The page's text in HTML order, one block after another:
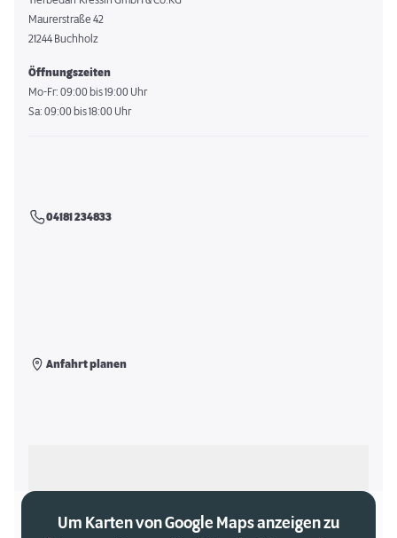
Maurerstraße 42
21244 Buchholz
Öffnungszeiten
Mo-Fr: 09:00 bis 19:00 Uhr
Sa: 09:00 bis 18:00 Uhr
04181 234833
Anfahrt planen
Um Karten von Google Maps anzeigen zu